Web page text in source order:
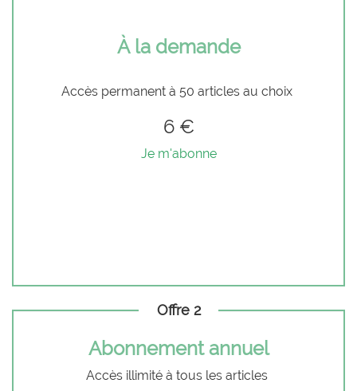
À la demande
Accès permanent à 50 articles au choix
6 €
Je m'abonne
Offre 2
Abonnement annuel
Accès illimité à tous les articles